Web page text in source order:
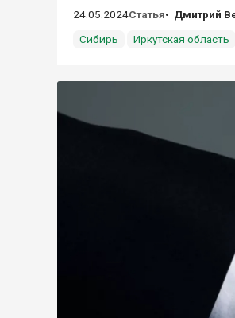
24.05.2024Статья
Дмитрий
Сибирь
Иркутская область